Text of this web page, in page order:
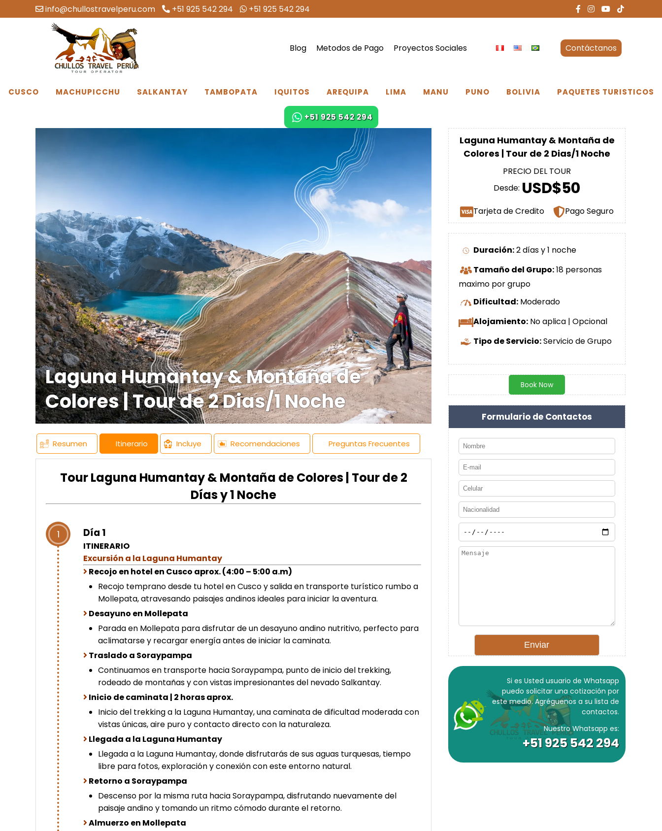
info@chullostravelperu.com +51 925 542 294 +51 925 542 294
Blog Metodos de Pago Proyectos Sociales Contáctanos
CUSCO MACHUPICCHU SALKANTAY TAMBOPATA IQUITOS AREQUIPA LIMA MANU PUNO BOLIVIA PAQUETES TURISTICOS
+51 925 542 294
Laguna Humantay & Montaña de
Colores | Tour de 2 Dias/1 Noche
Resumen Itinerario Incluye Recomendaciones Preguntas Frecuentes
Tour Laguna Humantay & Montaña de Colores | Tour de 2
Días y 1 Noche
1 Día 1
ITINERARIO
Excursión a la Laguna Humantay
Recojo en hotel en Cusco aprox. (4:00 – 5:00 a.m)
Recojo temprano desde tu hotel en Cusco y salida en transporte turístico rumbo a
Mollepata, atravesando paisajes andinos ideales para iniciar la aventura.
Desayuno en Mollepata
Parada en Mollepata para disfrutar de un desayuno andino nutritivo, perfecto para
aclimatarse y recargar energía antes de iniciar la caminata.
Traslado a Soraypampa
Continuamos en transporte hacia Soraypampa, punto de inicio del trekking,
rodeado de montañas y con vistas impresionantes del nevado Salkantay.
Inicio de caminata | 2 horas aprox.
Inicio del trekking a la Laguna Humantay, una caminata de dificultad moderada con
vistas únicas, aire puro y contacto directo con la naturaleza.
Llegada a la Laguna Humantay
Llegada a la Laguna Humantay, donde disfrutarás de sus aguas turquesas, tiempo
libre para fotos, exploración y conexión con este entorno natural.
Retorno a Soraypampa
Descenso por la misma ruta hacia Soraypampa, disfrutando nuevamente del
paisaje andino y tomando un ritmo cómodo durante el retorno.
Almuerzo en Mollepata
Laguna Humantay & Montaña de
Colores | Tour de 2 Dias/1 Noche
PRECIO DEL TOUR
Desde: USD$50
Tarjeta de Credito Pago Seguro
Duración:2 días y 1 noche
Tamaño del Grupo:18 personas
maximo por grupo
Dificultad: Moderado
Alojamiento: No aplica | Opcional
Tipo de Servicio:Servicio de Grupo
Book Now
Formulario de Contactos
Si es Usted usuario de Whatsapp
puedo solicitar una cotización por
este medio. Agréguenos a su lista de
contactos.
Nuestro Whatsapp es:
+51 925 542 294